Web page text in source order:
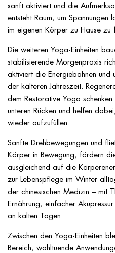
sanft aktiviert und die
entsteht Raum, um Spannungen
im eigenen Körper zu Hause zu
Die weiteren Yoga-Einheiten
stabilisierende Morgenpraxis
aktiviert die Energiebahnen und
der kälteren Jahreszeit.
dem Restorative Yoga
unteren Rücken und helfen
wieder aufzufüllen.
Sanfte Drehbewegungen und
Körper in Bewegung, fördern
ausgleichend auf die
zur Lebenspflege im Winter
der chinesischen Medizin – mit
Ernährung, einfacher
an kalten Tagen.
Zwischen den Yoga-Einheiten
Bereich, wohltuende